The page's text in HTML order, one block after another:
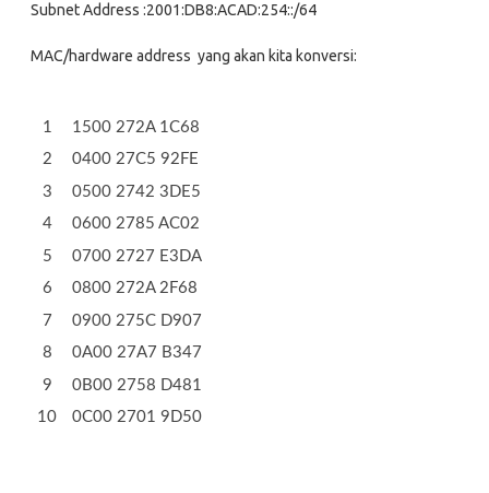
Subnet Address :2001:DB8:ACAD:254::/64
MAC/hardware address yang akan kita konversi:
1500 272A 1C68
0400 27C5 92FE
0500 2742 3DE5
0600 2785 AC02
0700 2727 E3DA
0800 272A 2F68
0900 275C D907
0A00 27A7 B347
0B00 2758 D481
0C00 2701 9D50